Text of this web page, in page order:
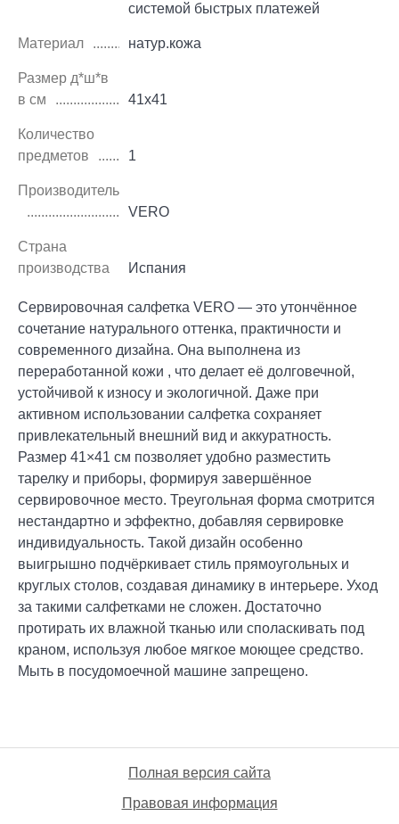
системой быстрых платежей
Материал натур.кожа
Размер д*ш*в
в см
41х41
Количество
предметов
1
Производитель
VERO
Страна
производства
Испания
Сервировочная салфетка VERO — это утончённое
сочетание натурального оттенка, практичности и
современного дизайна. Она выполнена из
переработанной кожи , что делает её долговечной,
устойчивой к износу и экологичной. Даже при
активном использовании салфетка сохраняет
привлекательный внешний вид и аккуратность.
Размер 41×41 см позволяет удобно разместить
тарелку и приборы, формируя завершённое
сервировочное место. Треугольная форма смотрится
нестандартно и эффектно, добавляя сервировке
индивидуальность. Такой дизайн особенно
выигрышно подчёркивает стиль прямоугольных и
круглых столов, создавая динамику в интерьере. Уход
за такими салфетками не сложен. Достаточно
протирать их влажной тканью или споласкивать под
краном, используя любое мягкое моющее средство.
Мыть в посудомоечной машине запрещено.
Полная версия сайта
Правовая информация